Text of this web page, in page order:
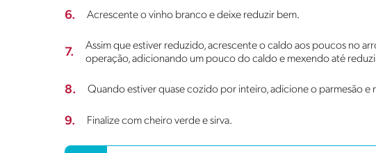
6. Acrescente o vinho branco e deixe reduzir bem.
7.
Assim que estiver reduzido, acrescente o caldo aos poucos no
operação, adicionando um pouco do caldo e mexendo até
8. Quando estiver quase cozido por inteiro, adicione o parmesão e
9. Finalize com cheiro verde e sirva.